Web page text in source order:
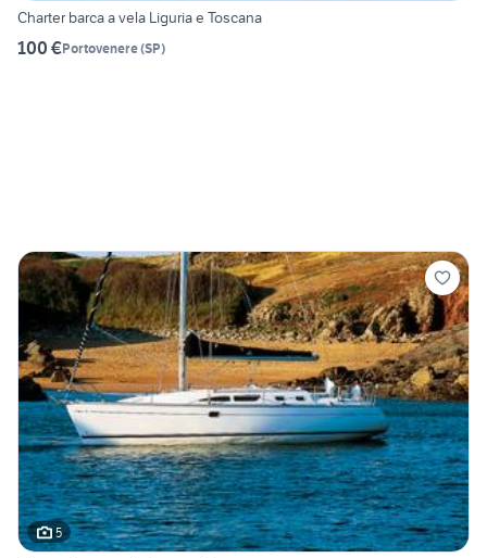
Charter barca a vela Liguria e Toscana
100 €Portovenere(SP)
5